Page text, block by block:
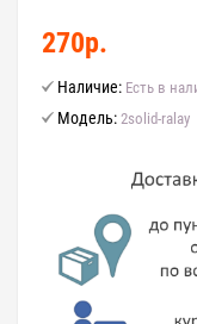
270р.
Наличие: Есть в
Модель: 2solid-ralay